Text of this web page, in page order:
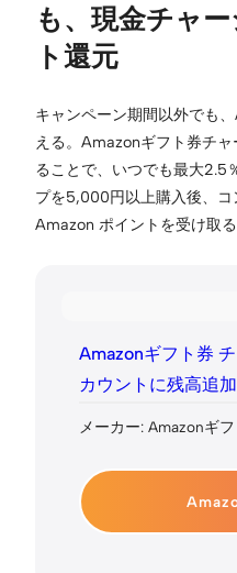
も、現金チャ
ト還元
キャンペーン期間以外でも
える。Amazonギフト券チ
ることで、いつでも最大2.5
プを5,000円以上購入後、コ
Amazon ポイントを受け取る
Amazonギフト券
カウントに残高追
メーカー: Amazonギ